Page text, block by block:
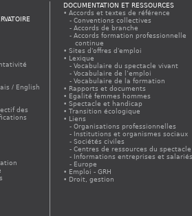
/ English
des
DOCUMENTATION ET RESSOURCES
Accords et textes de référence
Conventions collectives
Accords de branche
Accords formation professionnelle
continue
Sites d'offres d'emploi
Lexique
Vocabulaire du spectacle vivant
Vocabulaire de l’emploi
Vocabulaire de la formation
Rapports et documents
Egalité femmes hommes
Spectacle et handicap
Transition écologique
Liens
Organisations professionnelles
Institutions et organismes sociaux
Sociétés civiles
Centres de ressources du spectacle
Informations entreprises et
Europe
Emploi - GRH
Droit, gestion